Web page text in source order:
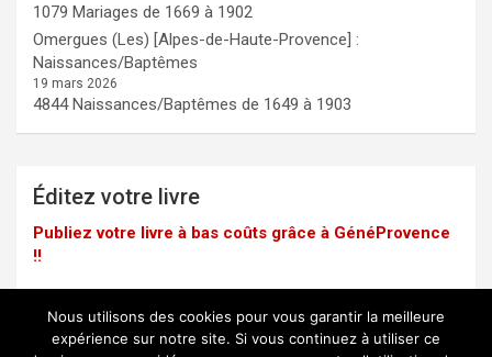
1079 Mariages de 1669 à 1902
Omergues (Les) [Alpes-de-Haute-Provence] :
Naissances/Baptêmes
19 mars 2026
4844 Naissances/Baptêmes de 1649 à 1903
Éditez votre livre
Publiez votre livre à bas coûts grâce à GénéProvence
!!
Nous utilisons des cookies pour vous garantir la meilleure
expérience sur notre site. Si vous continuez à utiliser ce